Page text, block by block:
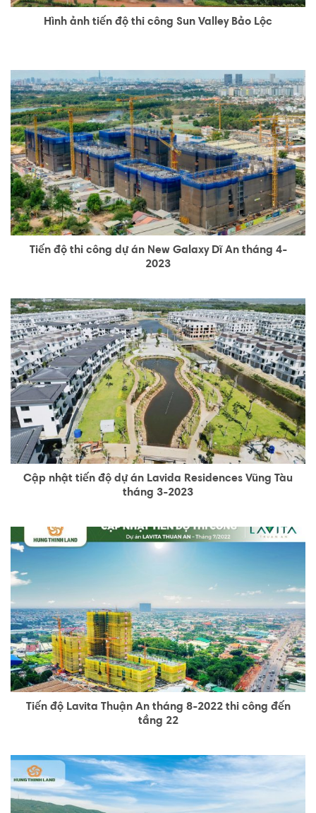
Hình ảnh tiến độ thi công Sun Valley Bảo Lộc
Tiến độ thi công dự án New Galaxy Dĩ An tháng 4-
2023
Cập nhật tiến độ dự án Lavida Residences Vũng Tàu
tháng 3-2023
Tiến độ Lavita Thuận An tháng 8-2022 thi công đến
tầng 22